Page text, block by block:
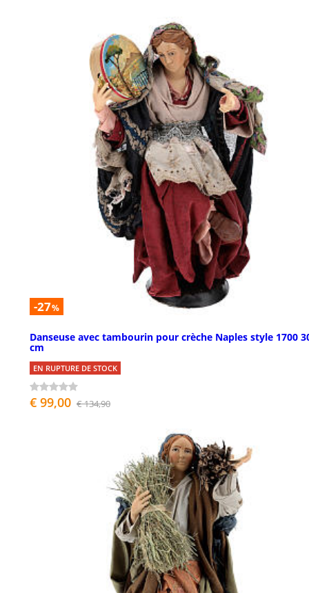
-27%
Danseuse avec tambourin pour crèche Naples style 1700
cm
EN RUPTURE DE STOCK
€ 99,00 € 134,90